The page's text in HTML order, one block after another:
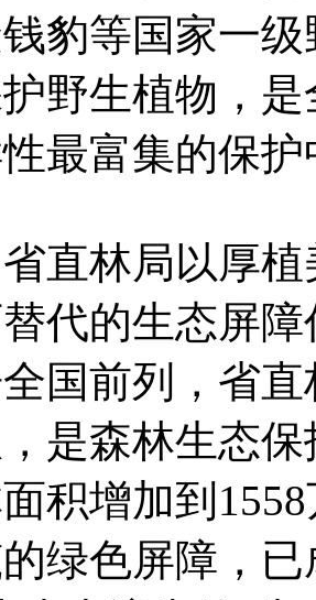
豹等国家一
野生植物，
最富集的保护
直林局以厚
代的生态屏
国前列，省
是森林生态
积增加到
绿色屏障，